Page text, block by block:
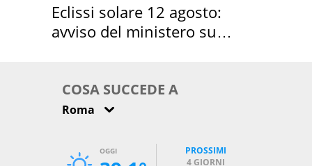
Eclissi solare 12 agosto:
avviso del ministero su